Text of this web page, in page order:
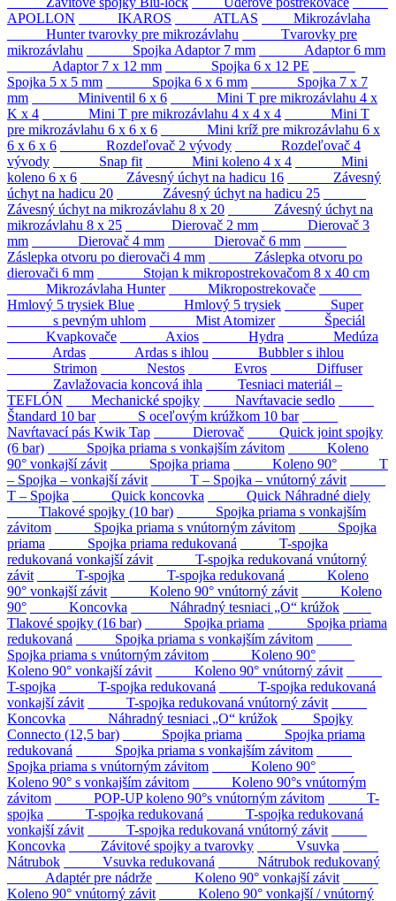
APOLLON
IKAROS ATLAS
Mikrozávlaha
Hunter tvarovky pre mikrozávlahu
Tvarovky pre
mikrozávlahu
Spojka Adaptor 7 mm
Adaptor 6 mm
Adaptor 7 x 12 mm
Spojka 6 x 12 PE
Spojka 5 x 5 mm
Spojka 6 x 6 mm
Spojka 7 x 7
mm
Miniventil 6 x 6
Mini T pre mikrozávlahu 4 x
K x 4
Mini T pre mikrozávlahu 4 x 4 x 4
Mini T
pre mikrozávlahu 6 x 6 x 6
Mini kríž pre mikrozávlahu 6 x
6 x 6 x 6
Rozdeľovač 2 vývody
Rozdeľovač 4
vývody
Snap fit Mini koleno 4 x 4
Mini
koleno 6 x 6
Závesný úchyt na hadicu 16
Závesný
úchyt na hadicu 20
Závesný úchyt na hadicu 25
Závesný úchyt na mikrozávlahu 8 x 20
Závesný úchyt na
mikrozávlahu 8 x 25
Dierovač 2 mm
Dierovač 3
mm
Dierovač 4 mm
Dierovač 6 mm
Záslepka otvoru po dierovači 4 mm
Záslepka otvoru po
dierovači 6 mm
Stojan k mikropostrekovačom 8 x 40 cm
Mikrozávlaha Hunter
Mikropostrekovače
Hmlový 5 trysiek Blue
Hmlový 5 trysiek
Super
s pevným uhlom
Mist Atomizer
Špeciál
Kvapkovače
Axios Hydra
Medúza
Ardas
Ardas s ihlou
Bubbler s ihlou
Strimon
Nestos Evros
Diffuser
Zavlažovacia koncová ihla
Tesniaci materiál –
TEFLÓN
Mechanické spojky
Navŕtavacie sedlo
Štandard 10 bar
S oceľovým krúžkom 10 bar
Navŕtavací pás Kwik Tap
Dierovač
Quick joint spojky
(6 bar)
Spojka priama s vonkajším závitom
Koleno
90° vonkajší závit
Spojka priama Koleno 90°
T
– Spojka – vonkajší závit
T – Spojka – vnútorný závit
T – Spojka
Quick koncovka
Quick Náhradné diely
Tlakové spojky (10 bar)
Spojka priama s vonkajším
závitom
Spojka priama s vnútorným závitom
Spojka
priama
Spojka priama redukovaná
T-spojka
redukovaná vonkajší závit
T-spojka redukovaná vnútorný
závit
T-spojka T-spojka redukovaná
Koleno
90° vonkajší závit
Koleno 90° vnútorný závit
Koleno
90°
Koncovka
Náhradný tesniaci „O“ krúžok
Tlakové spojky (16 bar)
Spojka priama
Spojka priama
redukovaná
Spojka priama s vonkajším závitom
Spojka priama s vnútorným závitom
Koleno 90°
Koleno 90° vonkajší závit
Koleno 90° vnútorný závit
T-spojka
T-spojka redukovaná
T-spojka redukovaná
vonkajší závit
T-spojka redukovaná vnútorný závit
Koncovka
Náhradný tesniaci „O“ krúžok
Spojky
Connecto (12,5 bar)
Spojka priama
Spojka priama
redukovaná
Spojka priama s vonkajším závitom
Spojka priama s vnútorným závitom
Koleno 90°
Koleno 90° s vonkajším závitom
Koleno 90°s vnútorným
závitom
POP-UP koleno 90°s vnútorným závitom
T-
spojka
T-spojka redukovaná
T-spojka redukovaná
vonkajší závit
T-spojka redukovaná vnútorný závit
Koncovka
Závitové spojky a tvarovky
Vsuvka
Nátrubok
Vsuvka redukovaná
Nátrubok redukovaný
Adaptér pre nádrže
Koleno 90° vonkajší závit
Koleno 90° vnútorný závit
Koleno 90° vonkajší / vnútorný